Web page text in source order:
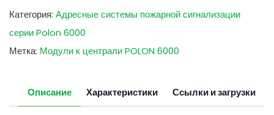
Категория: Адресные системы пожарной сигнализации
серии Polon 6000
Метка: Модули к централи POLON 6000
Описание Характеристики Ссылки и загрузки